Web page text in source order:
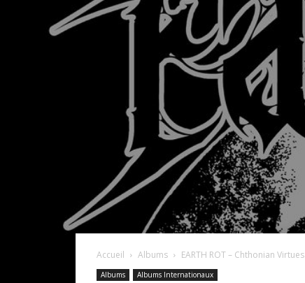
Accueil Albums EARTH ROT – Chthonian Virtues
Albums Albums Internationaux